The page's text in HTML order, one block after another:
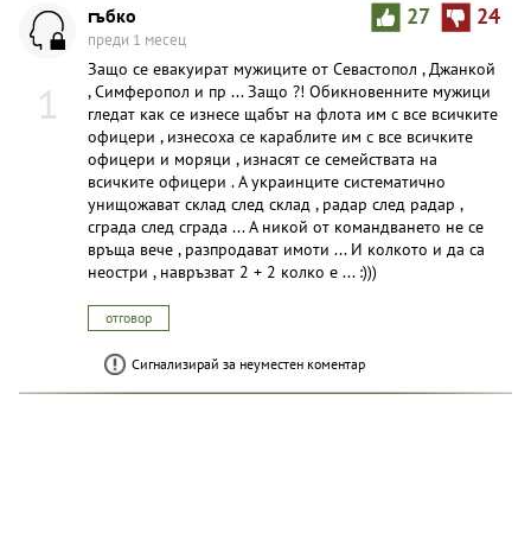
1
27 24
гъбко
преди 1 месец
Защо се евакуират мужиците от Севастопол , Джанкой
, Симферопол и пр ... Защо ?! Обикновенните мужици
гледат как се изнесе щабът на флота им с все всичките
офицери , изнесоха се караблите им с все всичките
офицери и моряци , изнасят се семействата на
всичките офицери . А украинците систематично
унищожават склад след склад , радар след радар ,
сграда след сграда ... А никой от командването не се
връща вече , разпродават имоти ... И колкото и да са
неостри , навръзват 2 + 2 колко е ... :)))
отговор
Сигнализирай за неуместен коментар